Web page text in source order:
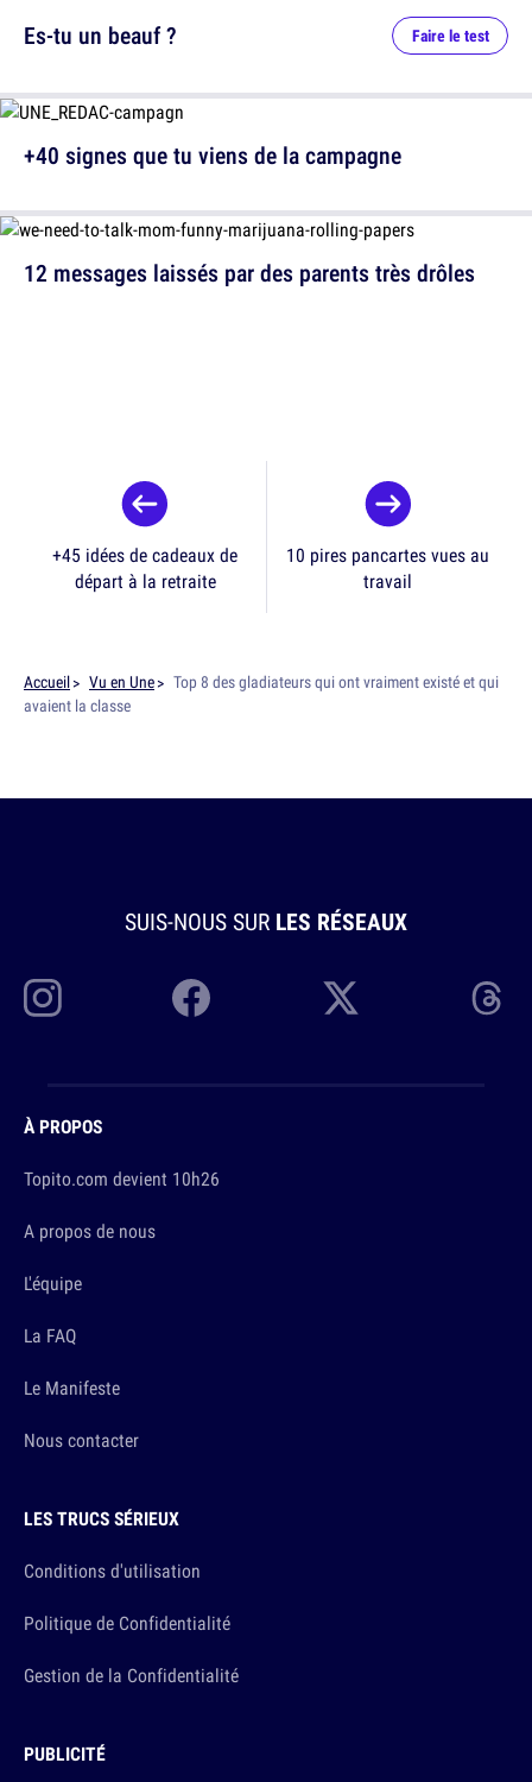
12 messages laissés par des parents très drôles
Es-tu un beauf ? Faire le test
+40 signes que tu viens de la campagne
+45 idées de cadeaux de
départ à la retraite
10 pires pancartes vues au
travail
Accueil Vu en Une
Top 8 des gladiateurs qui ont vraiment existé et qui
avaient la classe
SUIS-NOUS SUR LES RÉSEAUX
À PROPOS
Topito.com devient 10h26
A propos de nous
L'équipe
La FAQ
Le Manifeste
Nous contacter
LES TRUCS SÉRIEUX
Conditions d'utilisation
Politique de Confidentialité
Gestion de la Confidentialité
PUBLICITÉ